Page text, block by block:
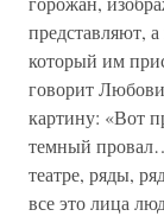
представляют,
который им
говорит
картину: «Вот
темный
театре, ряды,
все это лица